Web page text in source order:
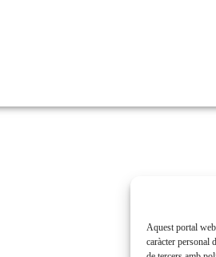
Aquest portal
caràcter personal